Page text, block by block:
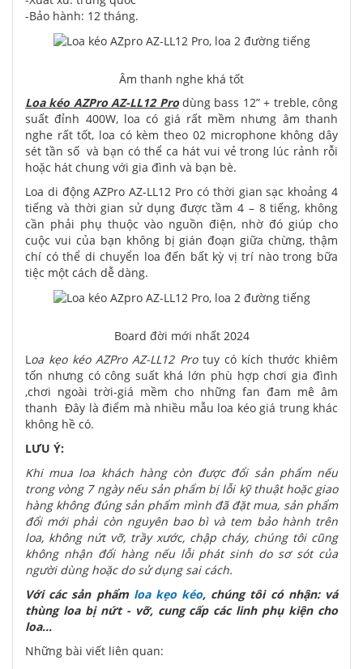
-Bảo hành: 12 tháng.
Âm thanh nghe khá tốt
Loa kéo AZPro AZ-LL12 Prodùng bass 12” + treble, công
suất đỉnh 400W, loa có giá rất mềm nhưng âm thanh
nghe rất tốt, loa có kèm theo 02 microphone không dây
sét tần số và bạn có thể ca hát vui vẻ trong lúc rảnh rỗi
hoặc hát chung với gia đình và bạn bè.
Loa di động AZPro AZ-LL12 Pro có thời gian sạc khoảng 4
tiếng và thời gian sử dụng được tầm 4 – 8 tiếng, không
cần phải phụ thuộc vào nguồn điện, nhờ đó giúp cho
cuộc vui của bạn không bị gián đoạn giữa chừng, thậm
chí có thể di chuyển loa đến bất kỳ vị trí nào trong bữa
tiệc một cách dễ dàng.
Board đời mới nhất 2024
Loa kẹo kéo AZPro AZ-LL12 Protuy có kích thước khiêm
tốn nhưng có công suất khá lớn phù hợp chơi gia đình
,chơi ngoài trời-giá mềm cho những fan đam mê âm
thanh Đây là điểm mà nhiều mẫu loa kéo giá trung khác
không hề có.
LƯU Ý:
Khi mua loa khách hàng còn được đổi sản phẩm nếu
trong vòng 7 ngày nếu sản phẩm bị lỗi kỹ thuật hoặc giao
hàng không đúng sản phẩm mình đã đặt mua, sản phẩm
đổi mới phải còn nguyên bao bì và tem bảo hành trên
loa, không nứt vỡ, trầy xước, chập cháy, chúng tôi cũng
không nhận đổi hàng nếu lỗi phát sinh do sơ sót của
người dùng hoặc do sử dụng sai cách.
Với các sản phẩm loa kẹo kéo, chúng tôi có nhận: vá
thùng loa bị nứt - vỡ, cung cấp các linh phụ kiện cho
loa...
Những bài viết liên quan: